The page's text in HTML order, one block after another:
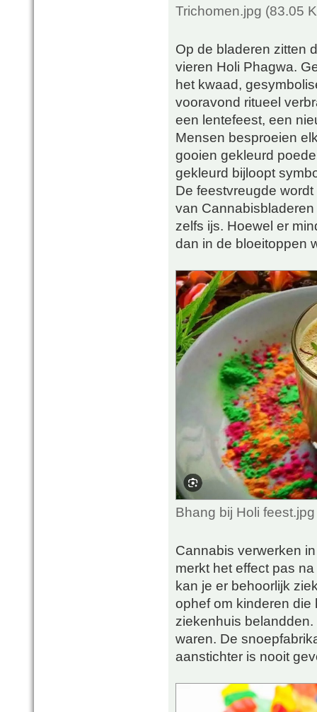
Trichomen.jpg (83.05
Op de bladeren zitten
vieren Holi Phagwa.
het kwaad,
vooravond ritueel
een lentefeest, een
Mensen besproeien
gooien gekleurd
gekleurd bijloopt
De feestvreugde
van
zelfs ijs. Hoewel er
dan in de bloeitoppen
Bhang bij Holi
Cannabis verwerken
merkt het effect pas
kan je er behoorlijk
ophef om kinderen
ziekenhuis
waren. De
aanstichter is nooit